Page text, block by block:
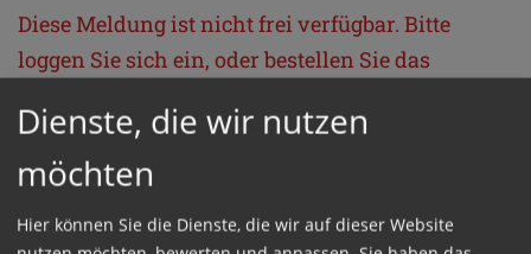
Diese Meldung ist nicht frei verfügbar. Bitte
loggen Sie sich ein, oder bestellen Sie das
GESCHÜTZTER BEREICH
Dienste, die wir nutzen
möchten
Hier können Sie die Dienste, die wir auf dieser Website